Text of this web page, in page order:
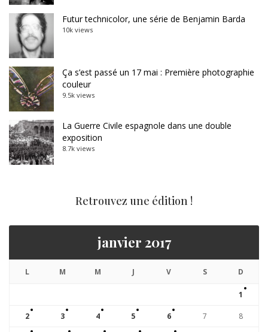
Futur technicolor, une série de Benjamin Barda
10k views
Ça s’est passé un 17 mai : Première photographie
couleur
9.5k views
La Guerre Civile espagnole dans une double
exposition
8.7k views
Retrouvez une édition !
janvier 2017
L M M J V S D
1
2 3 4 5 6 7 8